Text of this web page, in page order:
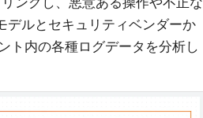
デルとセキュリティベンダーか
ト内の各種ログデータを分析し